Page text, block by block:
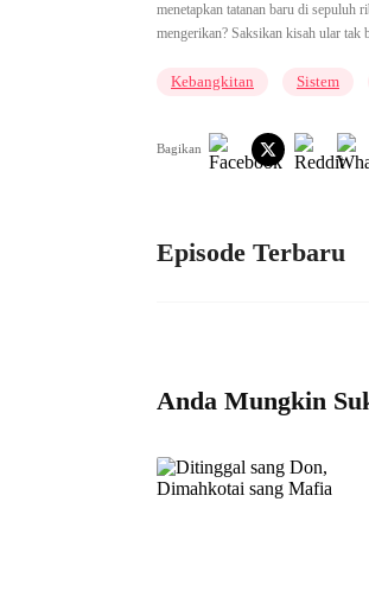
menetapkan tatanan baru di
mengerikan? Saksikan kisah ular tak
Kebangkitan Sistem
Bagikan
Episode Terbaru
Anda Mungkin